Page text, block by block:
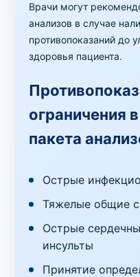
Врачи могут
анализов в случае
противопоказаний до
здоровья пациента.
ограничения
пакета
Острые
Тяжелые общие
Острые
инсульты
Принятие